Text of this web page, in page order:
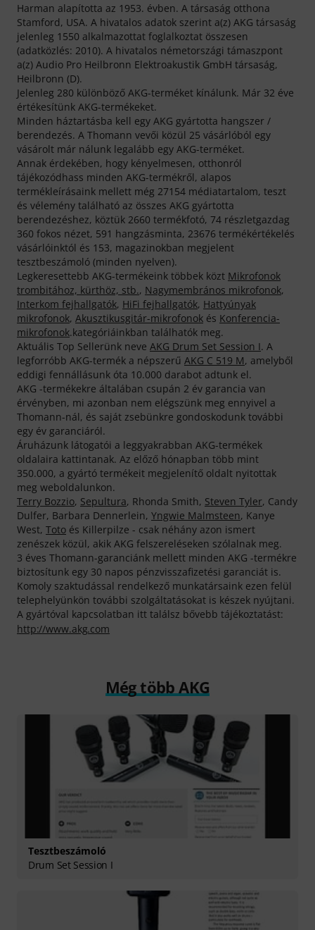
Harman alapította az 1953. évben. A társaság otthona
Stamford, USA. A hivatalos adatok szerint a(z) AKG társaság
jelenleg 1550 alkalmazottat foglalkoztat összesen
(adatközlés: 2010). A hivatalos németországi támaszpont
a(z) Audio Pro Heilbronn Elektroakustik GmbH társaság,
Heilbronn (D).
Jelenleg 280 különböző AKG-terméket kínálunk. Már 32 éve
értékesítünk AKG-termékeket.
Minden háztartásba kell egy AKG gyártotta hangszer /
berendezés. A Thomann vevői közül 25 vásárlóból egy
vásárolt már nálunk legalább egy AKG-terméket.
Annak érdekében, hogy kényelmesen, otthonról
tájékozódhass minden AKG-termékről, alapos
termékleírásaink mellett még 27154 médiatartalom, teszt
és vélemény található az összes AKG gyártotta
berendezéshez, köztük 2660 termékfotó, 74 részletgazdag
360 fokos nézet, 591 hangzásminta, 23676 termékértékelés
vásárlóinktól és 153, magazinokban megjelent
tesztbeszámoló (minden nyelven).
Legkeresettebb AKG-termékeink többek közt Mikrofonok
trombitához, kürthöz, stb., Nagymembrános mikrofonok,
Interkom fejhallgatók, HiFi fejhallgatók, Hattyúnyak
mikrofonok, Akusztikusgitár-mikrofonok és Konferencia-
mikrofonok.kategóriáinkban találhatók meg.
Aktuális Top Sellerünk neve AKG Drum Set Session I. A
legforróbb AKG-termék a népszerű AKG C 519 M, amelyből
eddigi fennállásunk óta 10.000 darabot adtunk el.
AKG -termékekre általában csupán 2 év garancia van
érvényben, mi azonban nem elégszünk meg ennyivel a
Thomann-nál, és saját zsebünkre gondoskodunk további
egy év garanciáról.
Áruházunk látogatói a leggyakrabban AKG-termékek
oldalaira kattintanak. Az előző hónapban több mint
350.000, a gyártó termékeit megjelenítő oldalt nyitottak
meg weboldalunkon.
Terry Bozzio, Sepultura, Rhonda Smith, Steven Tyler, Candy
Dulfer, Barbara Dennerlein, Yngwie Malmsteen, Kanye
West, Toto és Killerpilze - csak néhány azon ismert
zenészek közül, akik AKG felszereléseken szólalnak meg.
3 éves Thomann-garanciánk mellett minden AKG -termékre
biztosítunk egy 30 napos pénzvisszafizetési garanciát is.
Komoly szaktudással rendelkező munkatársaink ezen felül
telephelyünkön további szolgáltatásokat is készek nyújtani.
A gyártóval kapcsolatban itt találsz bővebb tájékoztatást:
http://www.akg.com
Még több AKG
Tesztbeszámoló
Drum Set Session I